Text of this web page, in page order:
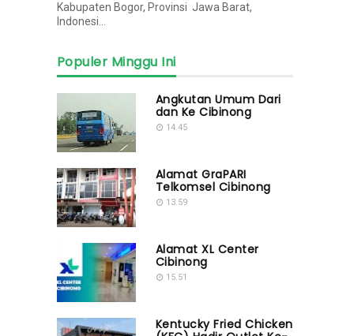
Kabupaten Bogor, Provinsi Jawa Barat,
Indonesi…
Populer Minggu Ini
Angkutan Umum Dari
dan Ke Cibinong
14.45
Alamat GraPARI
Telkomsel Cibinong
13.59
Alamat XL Center
Cibinong
15.51
Kentucky Fried Chicken